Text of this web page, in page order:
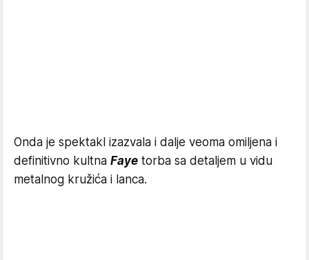
Onda je spektakl izazvala i dalje veoma omiljena i
definitivno kultna Faye torba sa detaljem u vidu
metalnog kružića i lanca.